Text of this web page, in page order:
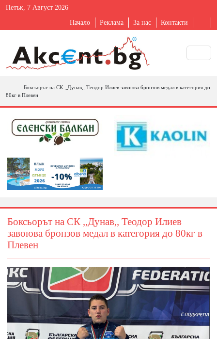
Петък, 7 Август 2026
Начало Реклама За нас Контакти
Боксьорът на СК ,,Дунав,, Теодор Илиев завоюва бронзов медал в категория до
80кг в Плевен
Боксьорът на СК ,,Дунав,, Теодор Илиев
завоюва бронзов медал в категория до 80кг в
Плевен